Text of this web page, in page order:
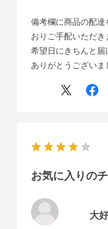
備考欄に商品の配
おりご手配いただき
希望日にきちんと届
ありがとうございま
お気に入りの
大